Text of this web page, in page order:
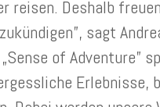
reisen. Deshalb
sagt
of Adventure”
Erlebnisse,